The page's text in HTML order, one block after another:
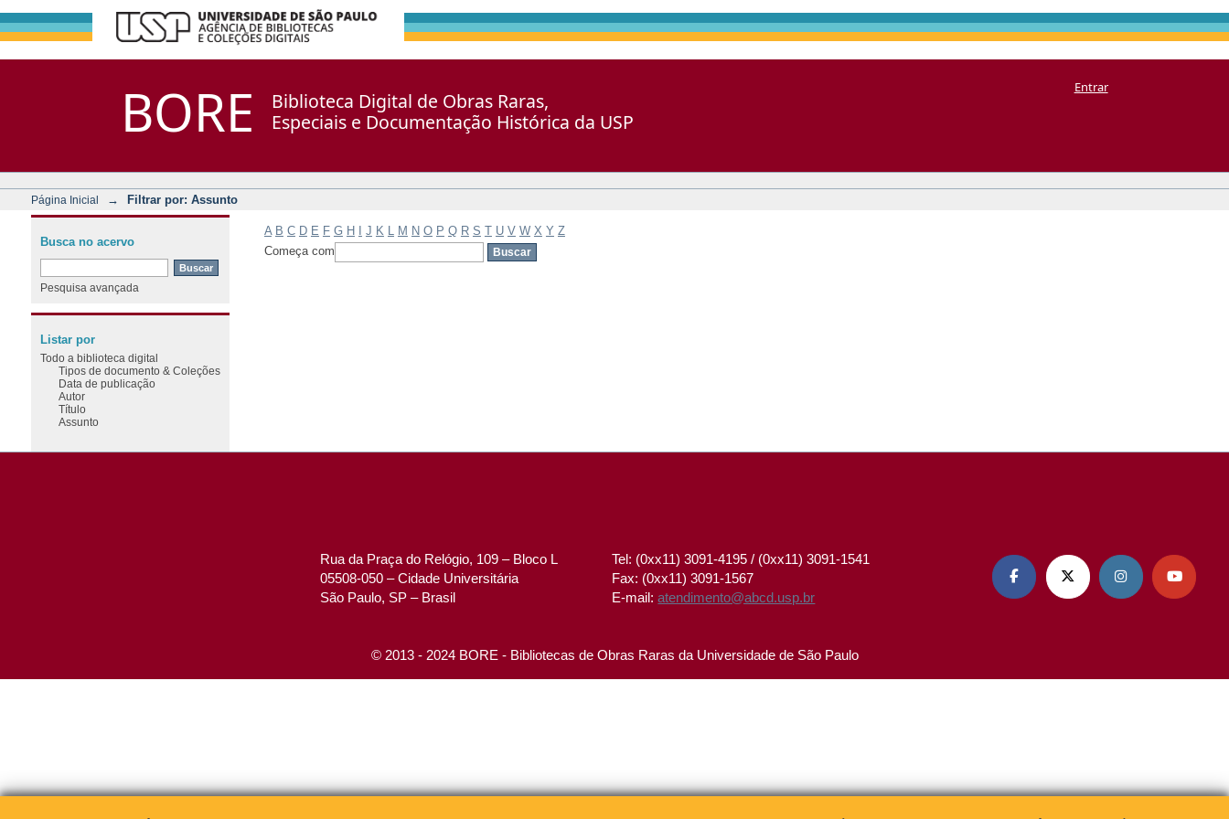
BORE
Biblioteca Digital de Obras Raras,
Especiais e Documentação Histórica da USP
Entrar
Página Inicial → Filtrar por: Assunto
A B C D E F G H J K M N O P Q R S T U V W X Y Z
Começa com
Busca no acervo
Pesquisa avançada
Listar por
Todo a biblioteca digital
Tipos de documento & Coleções
Data de publicação
Autor
Título
Assunto
Rua da Praça do Relógio, 109 – Bloco L
05508-050 – Cidade Universitária
São Paulo, SP – Brasil
Tel: (0xx11) 3091-4195 / (0xx11) 3091-1541
Fax: (0xx11) 3091-1567
E-mail:atendimento@abcd.usp.br
   
© 2013 - 2024 BORE - Bibliotecas de Obras Raras da Universidade de São Paulo